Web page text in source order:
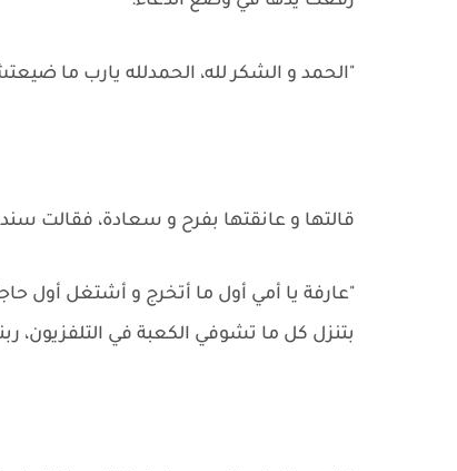
"الحمد و الشكر لله، الحمدلله يارب ما
قالتها و عانقتها بفرح و سعادة، فقالت
"عارفة يا أمي أول ما أتخرج و أشتغل أول
بتنزل كل ما تشوفي الكعبة في التلفزيون،